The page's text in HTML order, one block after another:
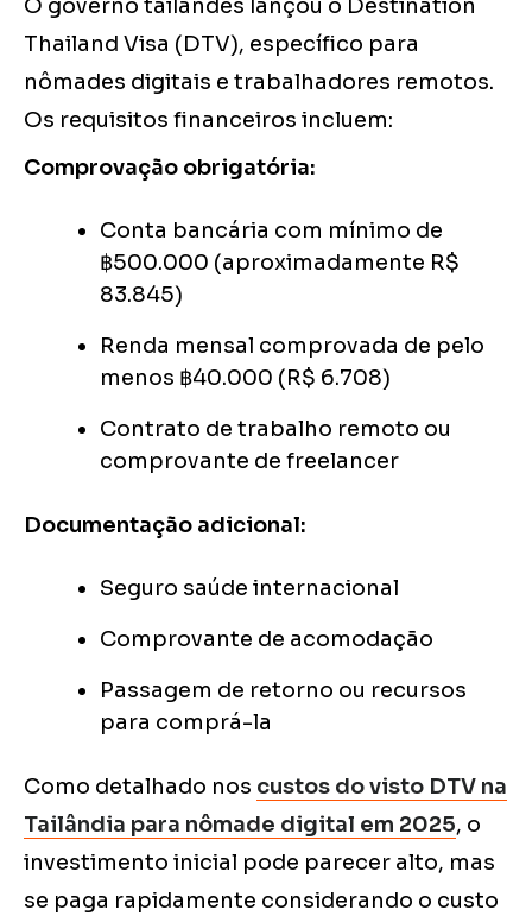
O governo tailandês lançou o Destination
Thailand Visa (DTV), específico para
nômades digitais e trabalhadores remotos.
Os requisitos financeiros incluem:
Comprovação obrigatória:
Conta bancária com mínimo de
฿500.000 (aproximadamente R$
83.845)
Renda mensal comprovada de pelo
menos ฿40.000 (R$ 6.708)
Contrato de trabalho remoto ou
comprovante de freelancer
Documentação adicional:
Seguro saúde internacional
Comprovante de acomodação
Passagem de retorno ou recursos
para comprá-la
Como detalhado nos custos do visto DTV na
Tailândia para nômade digital em 2025, o
investimento inicial pode parecer alto, mas
se paga rapidamente considerando o custo